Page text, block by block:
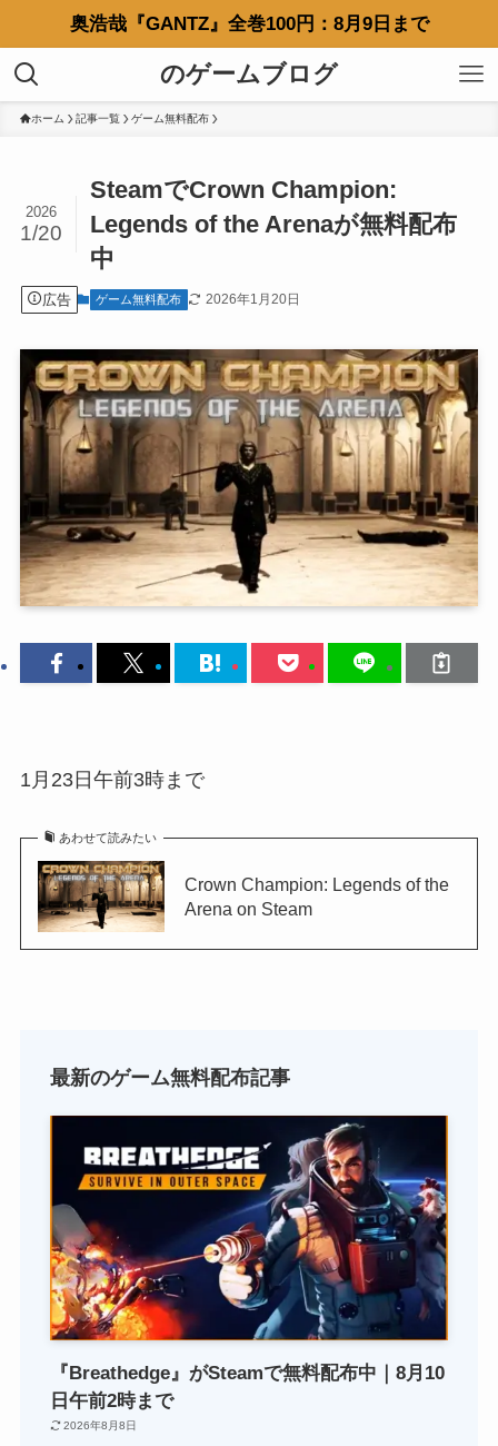
奥浩哉『GANTZ』全巻100円：8月9日まで
のゲームブログ
ホーム 記事一覧 ゲーム無料配布
SteamでCrown Champion:
Legends of the Arenaが無料配布
中
2026
1/20
広告 ゲーム無料配布 2026年1月20日
1月23日午前3時まで
あわせて読みたい
Crown Champion: Legends of the
Arena on Steam
最新のゲーム無料配布記事
『Breathedge』がSteamで無料配布中｜8月10
日午前2時まで
2026年8月8日